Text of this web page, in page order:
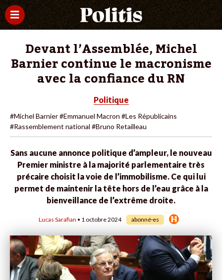
Devant l’Assemblée, Michel
Barnier continue le macronisme
avec la confiance du RN
Politique
#Michel Barnier#Emmanuel Macron #Les Républicains
#Rassemblement national #Bruno Retailleau
Sans aucune annonce politique d’ampleur, le nouveau
Premier ministre à la majorité parlementaire très
précaire choisit la voie de l’immobilisme. Ce qui lui
permet de maintenir la tête hors de l’eau grâce à la
bienveillance de l’extrême droite.
Lucas Sarafian • 1 octobre 2024 abonné·es